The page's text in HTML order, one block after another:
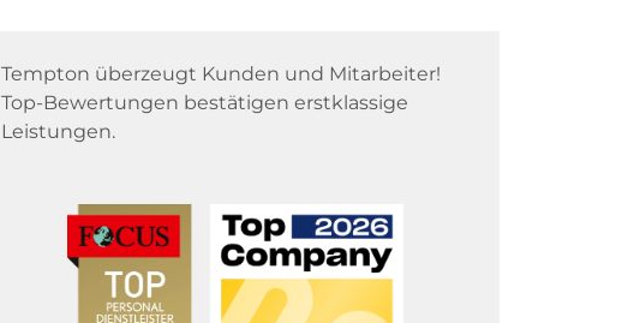
Tempton überzeugt Kunden und Mitarbeiter!
Top-Bewertungen bestätigen erstklassige
Leistungen.